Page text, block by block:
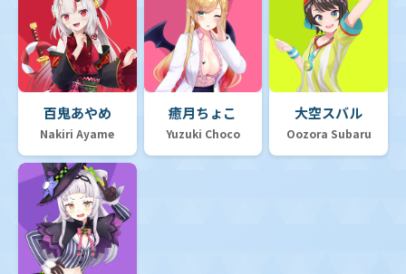
百鬼あやめ
Nakiri Ayame
癒月ちょこ
Yuzuki Choco
大空スバル
Oozora Subaru